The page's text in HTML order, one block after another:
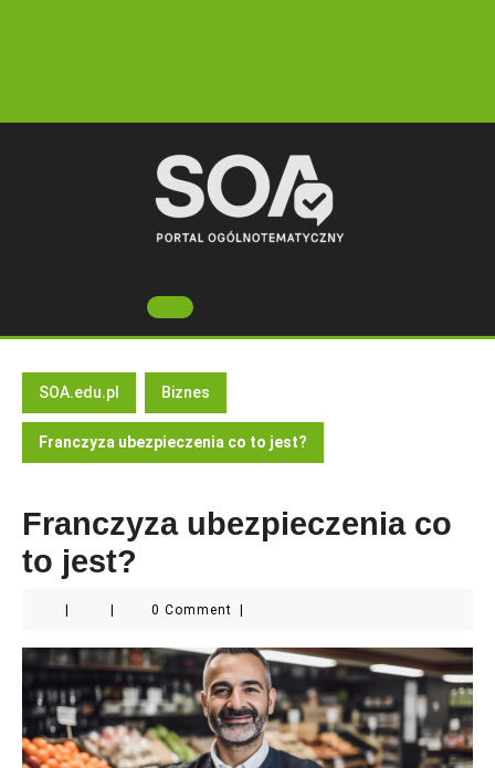
Open
Button
SOA.edu.pl Biznes
Franczyza ubezpieczenia co to jest?
Franczyza ubezpieczenia co
to jest?
0 Comment